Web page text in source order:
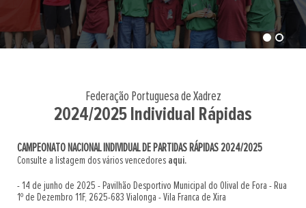
Federação Portuguesa de Xadrez
2024/2025 Individual Rápidas
CAMPEONATO NACIONAL INDIVIDUAL DE PARTIDAS RÁPIDAS 2024/2025
Consulte a listagem dos vários vencedores aqui.
- 14 de junho de 2025 - Pavilhão Desportivo Municipal do Olival de Fora - Rua
1º de Dezembro 11F, 2625-683 Vialonga - Vila Franca de Xira